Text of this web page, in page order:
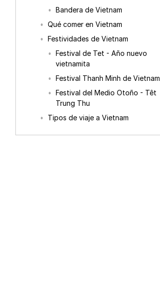
Bandera de Vietnam
Qué comer en Vietnam
Festividades de Vietnam
Festival de Tet - Año nuevo
vietnamita
Festival Thanh Minh de Vietnam
Festival del Medio Otoño - Têt
Trung Thu
Tipos de viaje a Vietnam